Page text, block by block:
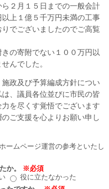
２月１５日までの一般会計
上１億５千万円未満の工事
でございましたのでご高覧
の寄附でない１００万円以
んでした。
政及び予算編成方針につい
、議員各位並びに市民の皆
を尽くす覚悟でございます
ご支援を心よりお願い申し